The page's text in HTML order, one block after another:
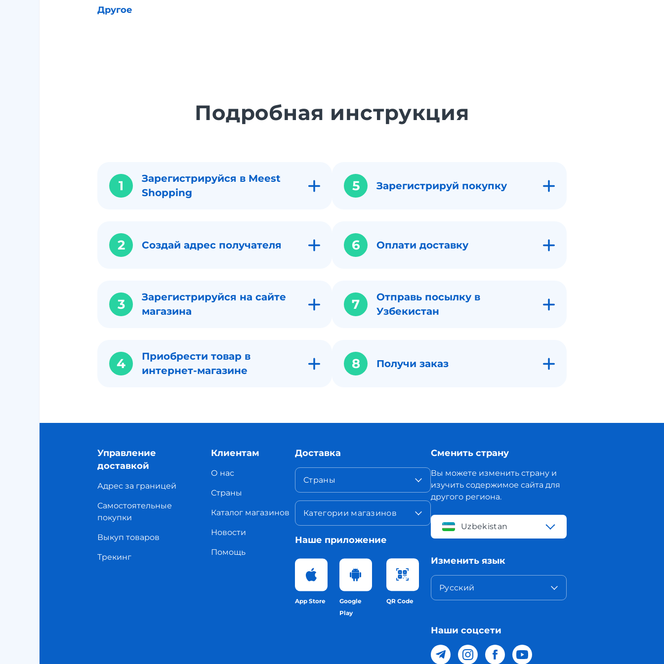
Другое
Подробная инструкция
1
Зарегистрируйся в Meest
Shopping
2 Создай адрес получателя
3
Зарегистрируйся на сайте
магазина
4
Приобрести товар в
интернет-магазине
5 Зарегистрируй покупку
6 Оплати доставку
7
Отправь посылку в
Узбекистан
8 Получи заказ
Управление
доставкой
Адрес за границей
Самостоятельные
покупки
Выкуп товаров
Трекинг
Клиентам
О нас
Страны
Каталог магазинов
Новости
Помощь
Доставка
Страны
Категории магазинов
Наше приложение
App Store
Google
Play
QR Code
Сменить страну
Вы можете изменить страну и
изучить содержимое сайта для
другого региона.
Uzbekistan
Изменить язык
Русский
Наши соцсети